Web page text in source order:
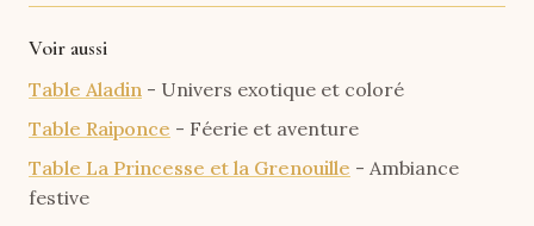
Voir aussi
Table Aladin - Univers exotique et coloré
Table Raiponce - Féerie et aventure
Table La Princesse et la Grenouille - Ambiance
festive